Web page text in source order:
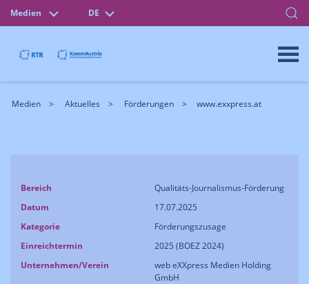
Medien DE
Medien Aktuelles Förderungen www.exxpress.at
Bereich
Qualitäts-Journalismus-Förderung
Datum
17.07.2025
Kategorie
Förderungszusage
Einreichtermin
2025 (BOEZ 2024)
Unternehmen/Verein
web eXXpress Medien Holding
GmbH